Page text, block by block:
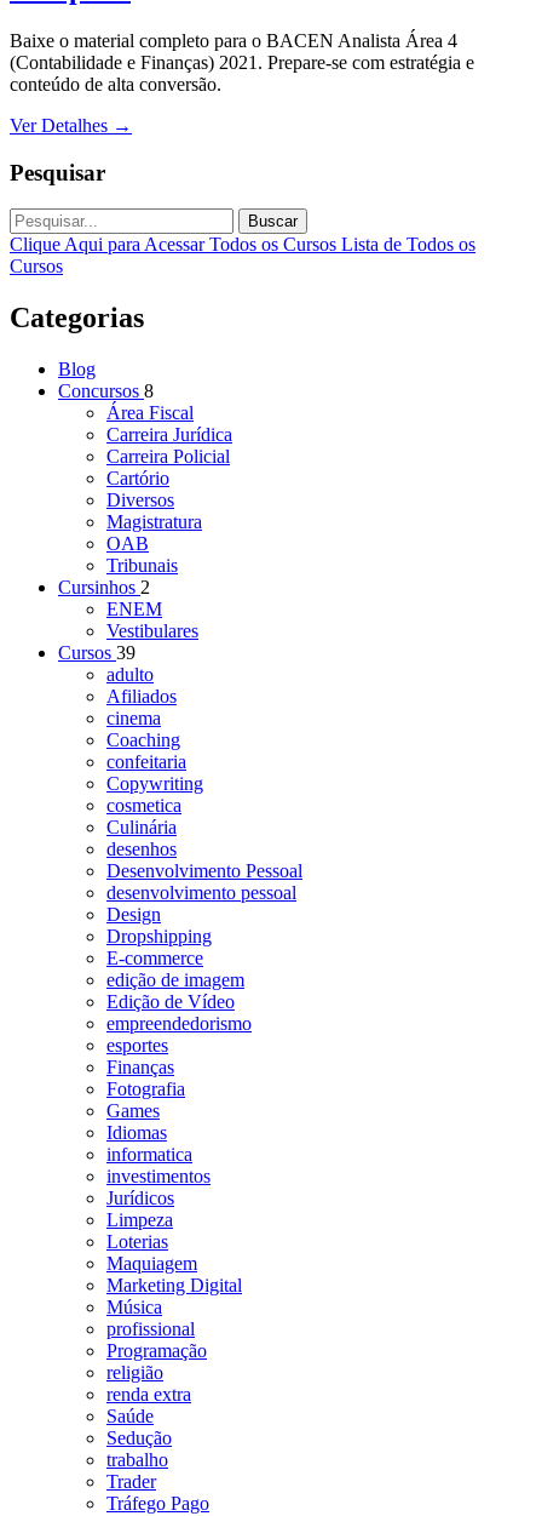
Baixe o material completo para o BACEN Analista Área 4
(Contabilidade e Finanças) 2021. Prepare-se com estratégia e
conteúdo de alta conversão.
Ver Detalhes →
Pesquisar
Buscar
Clique Aqui para Acessar Todos os Cursos Lista de Todos os
Cursos
Categorias
Blog
Concursos 8
Área Fiscal
Carreira Jurídica
Carreira Policial
Cartório
Diversos
Magistratura
OAB
Tribunais
Cursinhos 2
ENEM
Vestibulares
Cursos 39
adulto
Afiliados
cinema
Coaching
confeitaria
Copywriting
cosmetica
Culinária
desenhos
Desenvolvimento Pessoal
desenvolvimento pessoal
Design
Dropshipping
E-commerce
edição de imagem
Edição de Vídeo
empreendedorismo
esportes
Finanças
Fotografia
Games
Idiomas
informatica
investimentos
Jurídicos
Limpeza
Loterias
Maquiagem
Marketing Digital
Música
profissional
Programação
religião
renda extra
Saúde
Sedução
trabalho
Trader
Tráfego Pago